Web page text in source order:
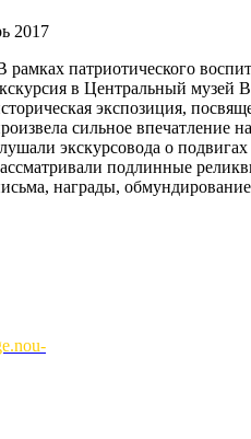
2017
рамках патриотического
в Центральный музей
экспозиция,
сильное впечатление
экскурсовода о
подлинные
награды,